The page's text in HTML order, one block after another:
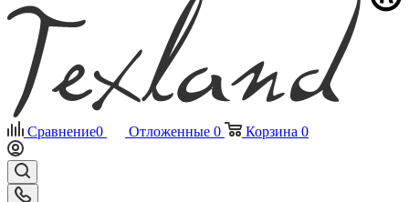
Сравнение0 Отложенные 0 Корзина 0